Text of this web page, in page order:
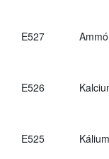
E527
E526
E525